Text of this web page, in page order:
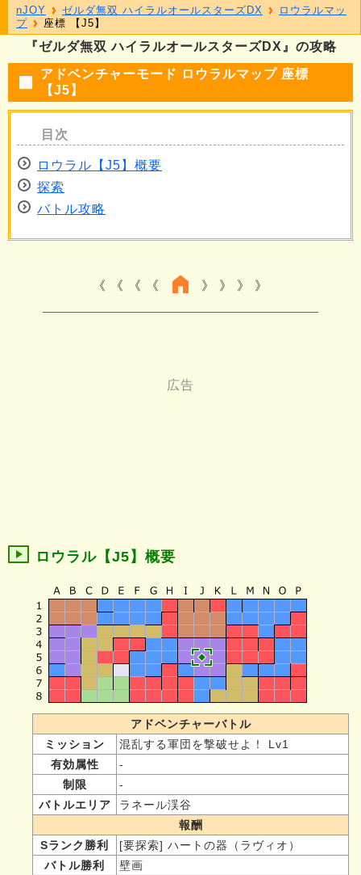
『ゼルダ無双 ハイラルオールスターズDX』の攻略
アドベンチャーモード ロウラルマップ 座標
【J5】
ロウラル【J5】概要
探索
バトル攻略
《 《 《 》 》 》
ロウラル【J5】概要
アドベンチャーバトル
ミッション
混乱する軍団を撃破せよ！ Lv1
有効属性
-
制限
-
バトルエリア
ラネール渓谷
報酬
Sランク勝利
[要探索] ハートの器（ラヴィオ）
バトル勝利
壁画
nJOY ゼルダ無双 ハイラルオールスターズDX
ロウラルマッ
プ
座標 【J5】